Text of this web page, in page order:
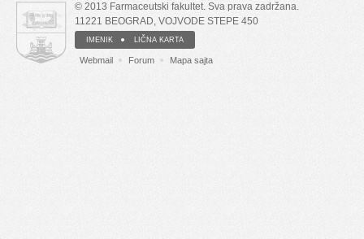
© 2013 Farmaceutski fakultet. Sva prava zadržana.
11221 BEOGRAD, VOJVODE STEPE 450
IMENIK LIČNA KARTA
Webmail Forum Mapa sajta